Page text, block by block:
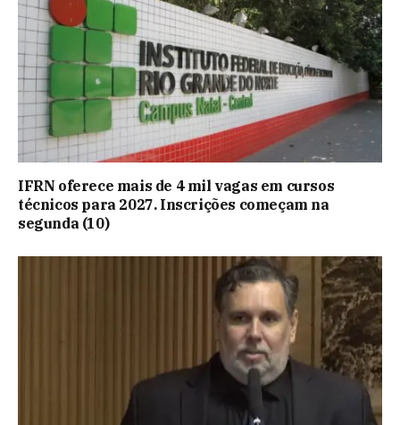
IFRN oferece mais de 4 mil vagas em cursos
técnicos para 2027. Inscrições começam na
segunda (10)